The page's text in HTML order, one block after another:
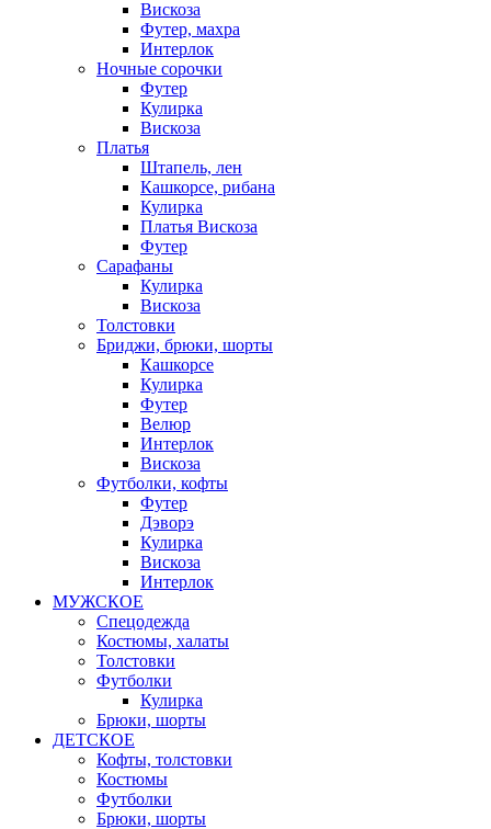
Вискоза
Футер, махра
Интерлок
Ночные сорочки
Футер
Кулирка
Вискоза
Платья
Штапель, лен
Кашкорсе, рибана
Кулирка
Платья Вискоза
Футер
Сарафаны
Кулирка
Вискоза
Толстовки
Бриджи, брюки, шорты
Кашкорсе
Кулирка
Футер
Велюр
Интерлок
Вискоза
Футболки, кофты
Футер
Дэворэ
Кулирка
Вискоза
Интерлок
МУЖСКОЕ
Спецодежда
Костюмы, халаты
Толстовки
Футболки
Кулирка
Брюки, шорты
ДЕТСКОЕ
Кофты, толстовки
Костюмы
Футболки
Брюки, шорты